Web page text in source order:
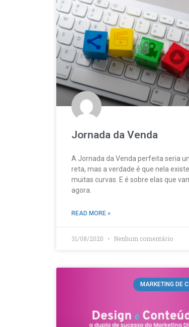
Jornada da Venda
A Jornada da Venda perfeita seria
reta, mas a verdade é que nela
muitas curvas. E é sobre elas que
agora.
READ MORE »
31/08/2020 Nenhum comentário
MARKETING DE